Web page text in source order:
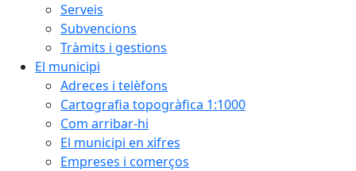
Serveis
Subvencions
Tràmits i gestions
El municipi
Adreces i telèfons
Cartografia topogràfica 1:1000
Com arribar-hi
El municipi en xifres
Empreses i comerços